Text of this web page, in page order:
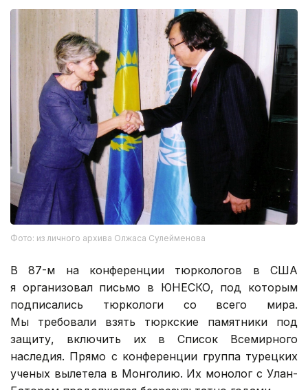
Фото: из личного архива Олжаса Сулейменова
В 87-м на конференции тюркологов в США
я организовал письмо в ЮНЕСКО, под которым
подписались тюркологи со всего мира.
Мы требовали взять тюркские памятники под
защиту, включить их в Список Всемирного
наследия. Прямо с конференции группа турецких
ученых вылетела в Монголию. Их монолог с Улан-